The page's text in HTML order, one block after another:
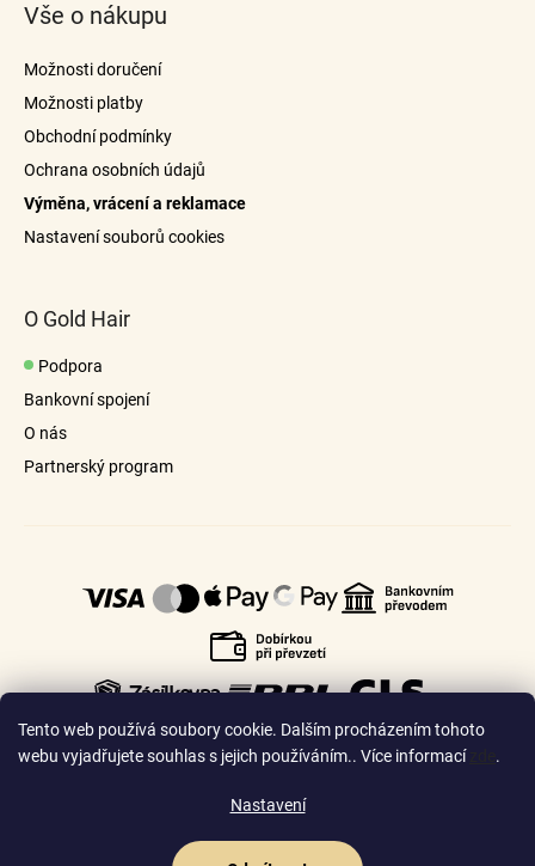
Tento web používá soubory cookie. Dalším procházením tohoto
webu vyjadřujete souhlas s jejich používáním.. Více informací
.
Nastavení
Vše o nákupu
Možnosti doručení
Možnosti platby
Obchodní podmínky
Ochrana osobních údajů
Výměna, vrácení a reklamace
Nastavení souborů cookies
O Gold Hair
Podpora
Bankovní spojení
O nás
Partnerský program
Česko🇸🇰